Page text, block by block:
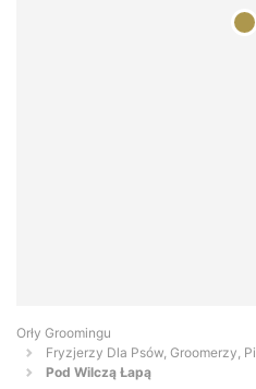
Orły Groomingu
Fryzjerzy Dla Psów, Groomerzy,
Pod Wilczą Łapą